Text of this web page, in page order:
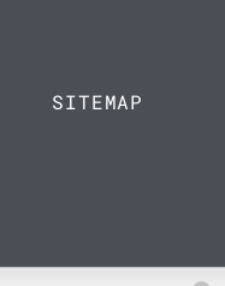
SITEMAP